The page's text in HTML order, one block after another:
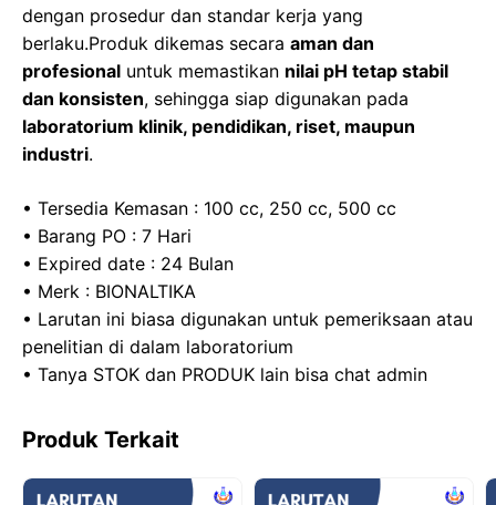
dengan prosedur dan standar kerja yang
berlaku.Produk dikemas secara aman dan
profesional untuk memastikan nilai pH tetap stabil
dan konsisten, sehingga siap digunakan pada
laboratorium klinik, pendidikan, riset, maupun
industri.
• Tersedia Kemasan : 100 cc, 250 cc, 500 cc
• Barang PO : 7 Hari
• Expired date : 24 Bulan
• Merk : BIONALTIKA
• Larutan ini biasa digunakan untuk pemeriksaan atau
penelitian di dalam laboratorium
• Tanya STOK dan PRODUK lain bisa chat admin
Produk Terkait